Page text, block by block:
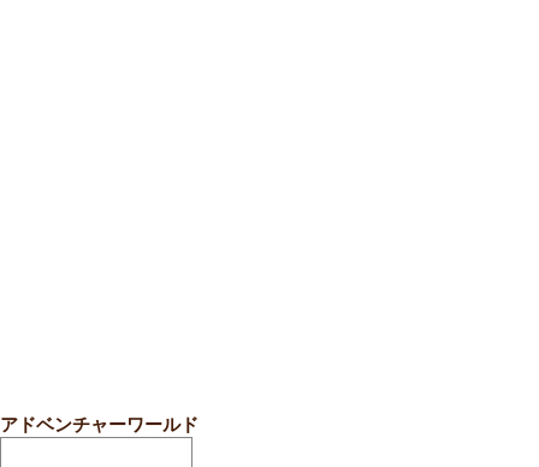
アドベンチャーワールド